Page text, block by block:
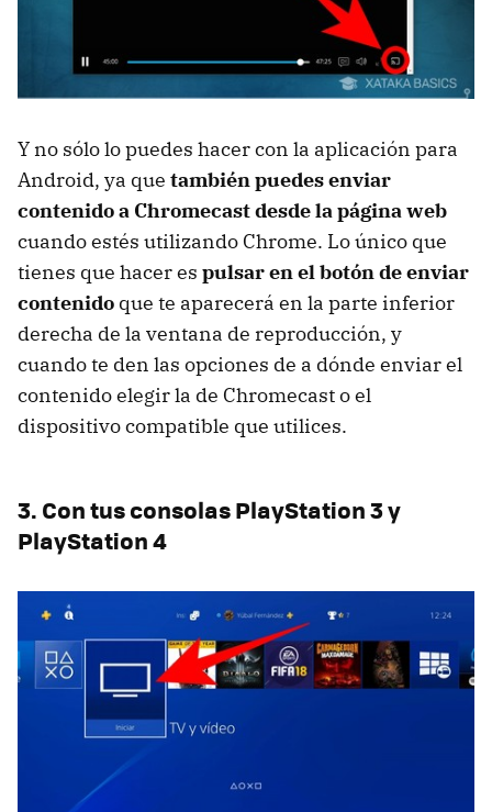
Y no sólo lo puedes hacer con la aplicación para
Android, ya que también puedes enviar
contenido a Chromecast desde la página web
cuando estés utilizando Chrome. Lo único que
tienes que hacer es pulsar en el botón de enviar
contenido que te aparecerá en la parte inferior
derecha de la ventana de reproducción, y
cuando te den las opciones de a dónde enviar el
contenido elegir la de Chromecast o el
dispositivo compatible que utilices.
3. Con tus consolas PlayStation 3 y
PlayStation 4